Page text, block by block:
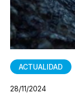
ACTUALIDAD
28/11/2024